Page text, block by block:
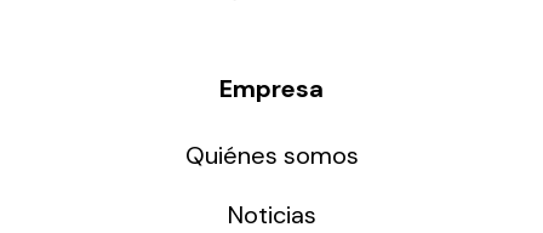
Empresa
Quiénes somos
Noticias